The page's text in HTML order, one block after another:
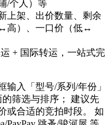
/个人）等
上架、出价数量、剩余
高）、一口价（低↔
+ 国际转运，一站式完
输入「型号/系列/年份」
筛选与排序； 建议先
或合适的竞拍时段。 如